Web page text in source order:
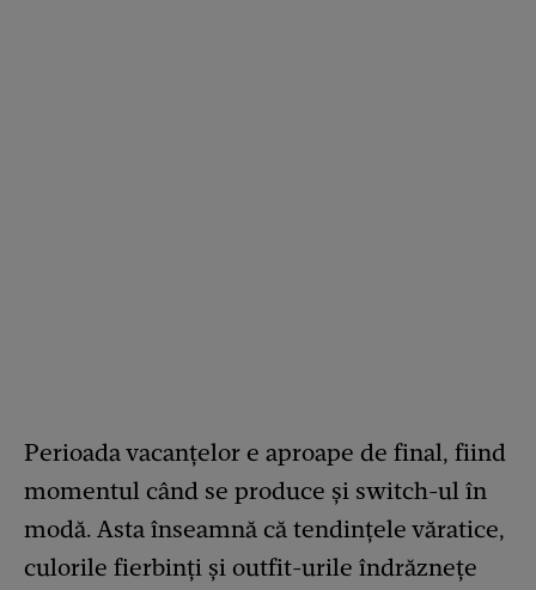
Perioada vacanțelor e aproape de final, fiind
momentul când se produce și switch-ul în
modă. Asta înseamnă că tendințele văratice,
culorile fierbinți și outfit-urile îndrăznețe